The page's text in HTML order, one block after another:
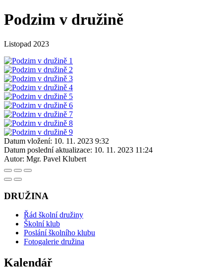
Podzim v družině
Listopad 2023
Datum vložení: 10. 11. 2023 9:32
Datum poslední aktualizace: 10. 11. 2023 11:24
Autor: Mgr. Pavel Klubert
DRUŽINA
Řád školní družiny
Školní klub
Poslání školního klubu
Fotogalerie družina
Kalendář